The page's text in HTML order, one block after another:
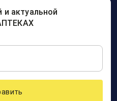
и актуальной